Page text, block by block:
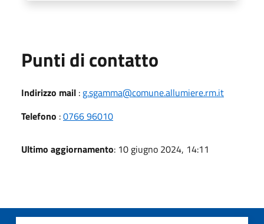
Punti di contatto
Indirizzo mail : g.sgamma@comune.allumiere.rm.it
Telefono :0766 96010
Ultimo aggiornamento: 10 giugno 2024, 14:11